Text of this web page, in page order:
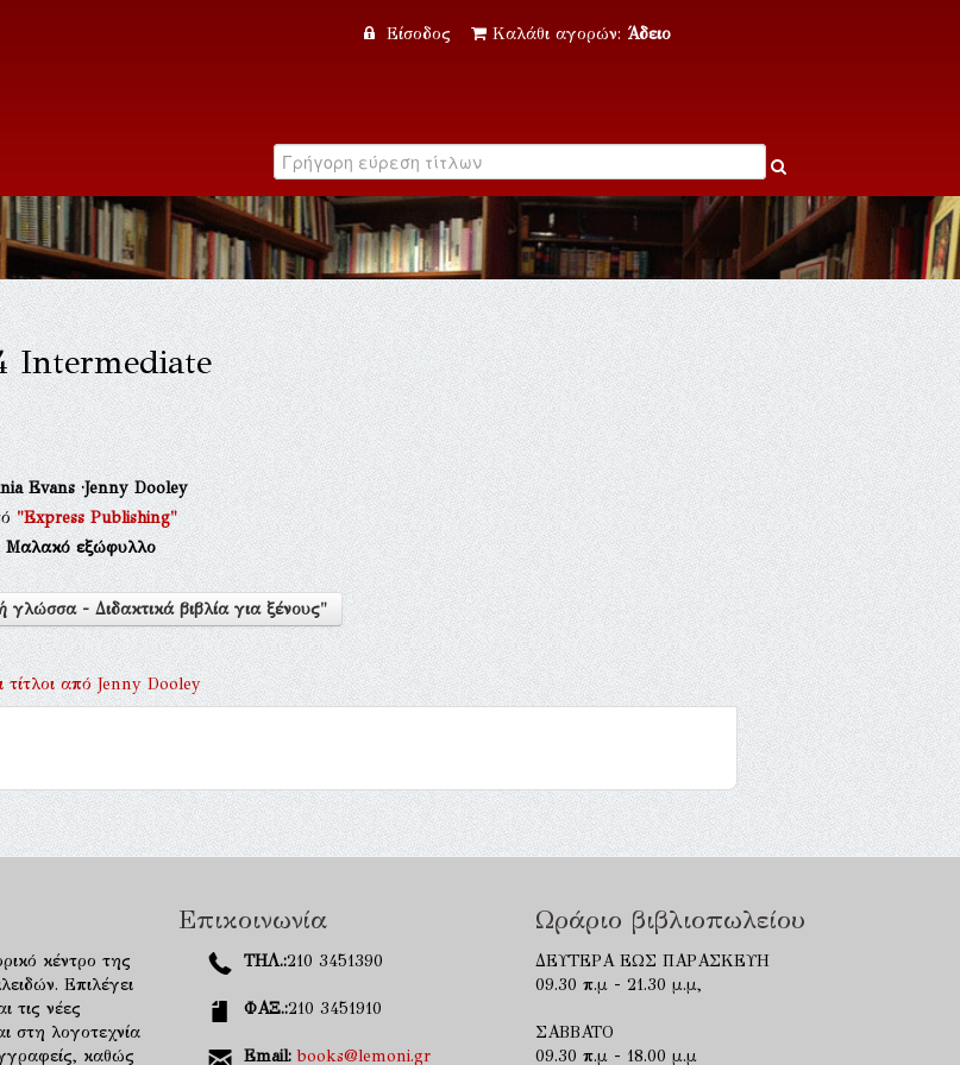
Είσοδος Καλάθι αγορών: Άδειο
Intermediate
Evans·Jenny Dooley
"Express Publishing"
Μαλακό εξώφυλλο
γλώσσα - Διδακτικά βιβλία για ξένους"
τίτλοι απόJenny Dooley
κέντρο της
Επιλέγει
τις νέες
στη λογοτεχνία
καθώς
Επικοινωνία
ΤΗΛ.:210 3451390
ΦΑΞ.:210 3451910
Email: books@lemoni.gr
Ωράριο βιβλιοπωλείου
ΔΕΥΤΕΡΑ ΕΩΣ ΠΑΡΑΣΚΕΥΗ
09.30 π.μ - 21.30 μ.μ,
ΣΑΒΒΑΤΟ
09.30 π.μ - 18.00 μ.μ